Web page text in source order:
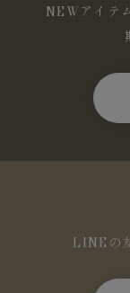
NEWアイテ
LINEの